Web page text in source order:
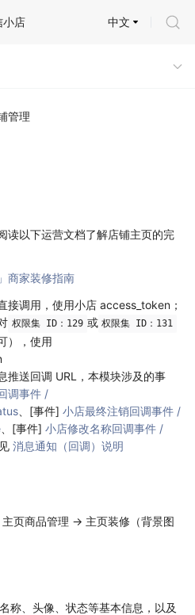
小店 中文
管理
读以下运营文档了解店铺主页的完
商家装修指南
接调用，使用小店 access_token；
权限集 ID：129 或 权限集 ID：131
），使用
推送回调 URL，本模块涉及的事
调事件 /
、[事件] 小店最终注销回调事件 /
、[事件] 小店修改名称回调事件 /
消息通知（回调）说明
页商品管理 → 主页装修（背景图
称、头像、状态等基本信息，以及